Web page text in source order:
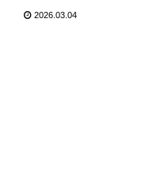
2026.03.04